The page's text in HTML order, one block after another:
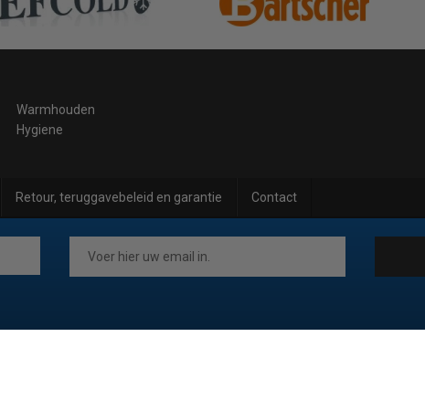
Warmhouden
Hygiene
Retour, teruggavebeleid en garantie Contact